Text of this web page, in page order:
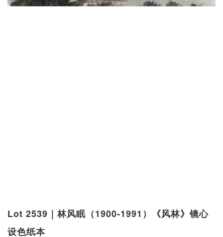
Lot 2539｜林风眠（1900-1991）《风林》镜心
设色纸本